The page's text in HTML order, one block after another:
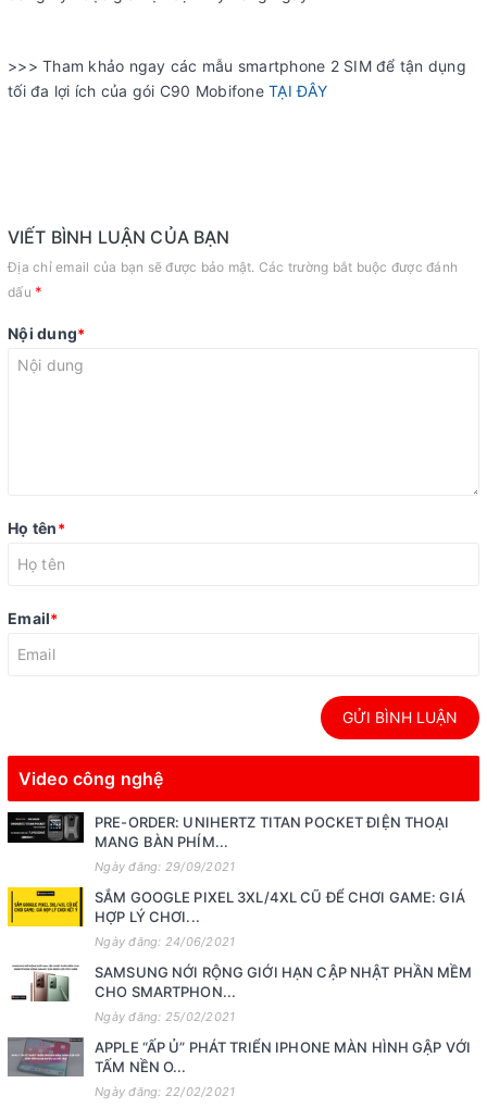
>>> Tham khảo ngay các mẫu smartphone 2 SIM để tận dụng
tối đa lợi ích của gói C90 Mobifone TẠI ĐÂY
VIẾT BÌNH LUẬN CỦA BẠN
Địa chỉ email của bạn sẽ được bảo mật. Các trường bắt buộc được đánh
dấu *
Nội dung*
Họ tên*
Email*
GỬI BÌNH LUẬN
Video công nghệ
PRE-ORDER: UNIHERTZ TITAN POCKET ĐIỆN THOẠI
MANG BÀN PHÍM...
Ngày đăng: 29/09/2021
SẮM GOOGLE PIXEL 3XL/4XL CŨ ĐỂ CHƠI GAME: GIÁ
HỢP LÝ CHƠI...
Ngày đăng: 24/06/2021
SAMSUNG NỚI RỘNG GIỚI HẠN CẬP NHẬT PHẦN MỀM
CHO SMARTPHON...
Ngày đăng: 25/02/2021
APPLE “ẤP Ủ” PHÁT TRIỂN IPHONE MÀN HÌNH GẬP VỚI
TẤM NỀN O...
Ngày đăng: 22/02/2021